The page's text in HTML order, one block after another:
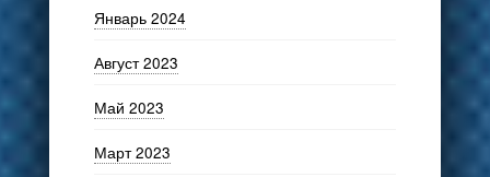
Январь 2024
Август 2023
Май 2023
Март 2023